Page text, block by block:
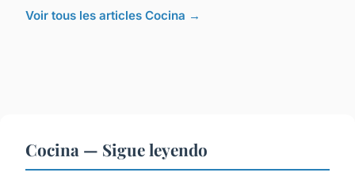
Voir tous les articles Cocina →
Cocina — Sigue leyendo